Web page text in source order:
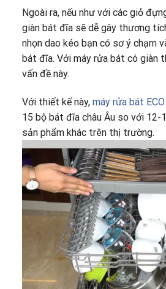
Ngoài ra, nếu như với các giỏ
giàn bát đĩa sẽ dễ gây thương
nhọn dao kéo bạn có sơ ý chạm
bát đĩa. Với máy rửa bát có giàn
vấn đề này.
Với thiết kế này, máy rửa bát
15 bộ bát đĩa châu Âu so với 12-
sản phẩm khác trên thị trường.